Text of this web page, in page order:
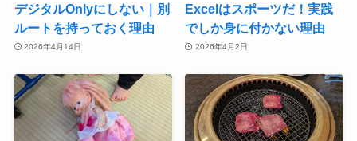
デジタルOnlyにしない｜別
ルートを持っておく理由
2026年4月14日
Excelはスポーツだ！実践
でしか身に付かない理由
2026年4月2日